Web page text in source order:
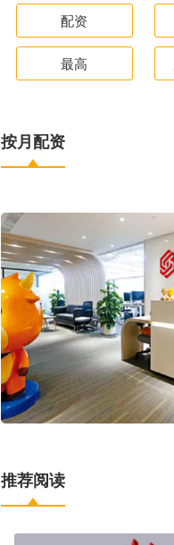
配资
最高
按月配资
推荐阅读